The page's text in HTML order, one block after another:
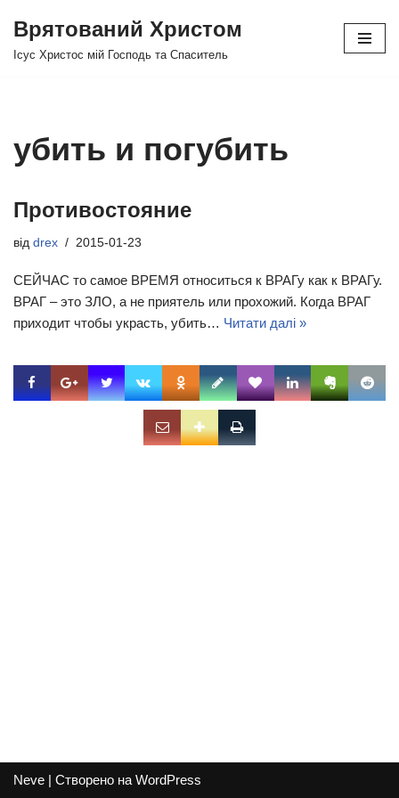
Перейти
Врятований Христом
Ісус Христос мій Господь та Спаситель
убить и погубить
Противостояние
від drex 2015-01-23
СЕЙЧАС то самое ВРЕМЯ относиться к ВРАГу как к ВРАГу.
ВРАГ – это ЗЛО, а не приятель или прохожий. Когда ВРАГ
приходит чтобы украсть, убить… Читати далі »
Neve | Створено на WordPress